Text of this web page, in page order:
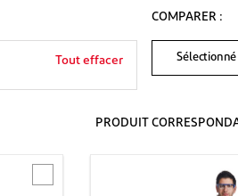
Tout effacer
COMPARER :
Sélectionné
PRODUIT